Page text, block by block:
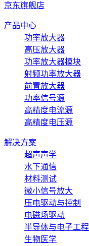
京东旗舰店
产品中心
功率放大器
高压放大器
功率放大器模块
射频功率放大器
前置放大器
功率信号源
高精度电流源
高精度电压源
解决方案
超声声学
水下通信
材料测试
微小信号放大
压电驱动与控制
电磁场驱动
半导体与电子工程
生物医学